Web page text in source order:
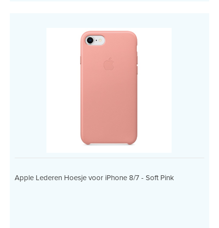
Apple Lederen Hoesje voor iPhone 8/7 - Soft Pink